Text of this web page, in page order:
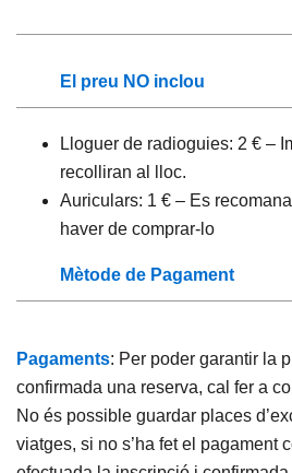
El preu NO inclou
Lloguer de radioguies: 2 € –
recolliran al lloc.
Auriculars: 1 € – Es
haver de comprar-lo
Mètode de Pagament
Pagaments: Per poder garantir la
confirmada una reserva, cal fer a
No és possible guardar places
viatges, si no s’ha fet el pagament